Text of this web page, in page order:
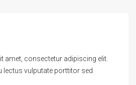
amet, consectetur adipiscing elit.
lectus vulputate porttitor sed